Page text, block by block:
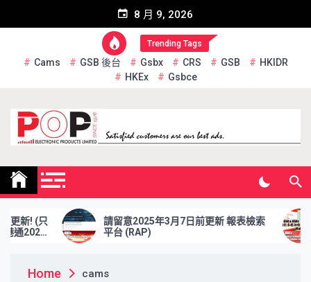
8 月 9, 2026
Trending Tags
Cams GSB 後台 Gsbx CRS GSB
HKIDR
HKEx
Gsbce
Pop Electronic Products
Limited
請留意2025年3月7日前更新 報表檢索
平台 (RAP)
於2025年
資格證券
Home cams